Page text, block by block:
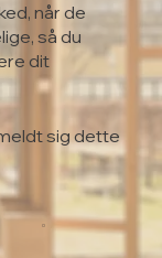
når de
så du
dit
sig dette
0